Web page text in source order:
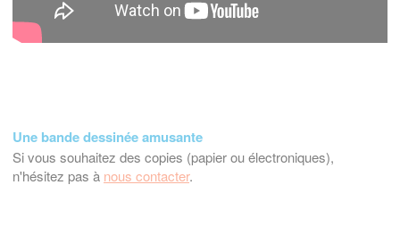
Une bande dessinée amusante
Si vous souhaitez des copies (papier ou électroniques),
n'hésitez pas à nous contacter.